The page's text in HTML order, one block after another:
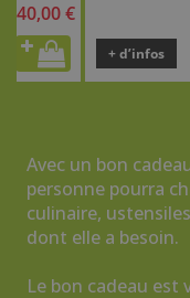
Avec un bon
personne pourra
culinaire,
dont elle a besoin.
Le bon cadeau est
240,00 €
+ d’infos